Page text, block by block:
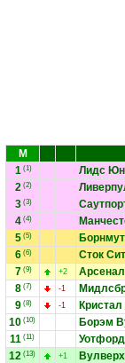
М
1 (1)
Лидс
2 (2)
3 (3)
4 (4)
5 (5)
Борнмут
6 (6) Сток
7 (9) +2 Арсенал
8 (7) -1
9 (8) -1
10 (10) Борэм
11 (11)
Уотфорд
12 (13) +1